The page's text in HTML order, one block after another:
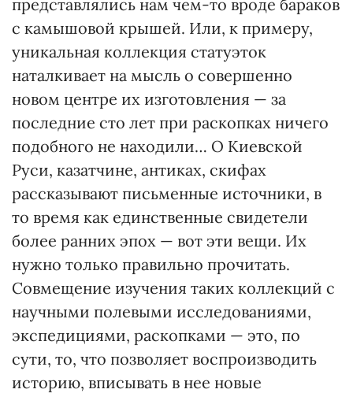
представлялись нам чем-то вроде бараков
с камышовой крышей. Или, к примеру,
уникальная коллекция статуэток
наталкивает на мысль о совершенно
новом центре их изготовления — за
последние сто лет при раскопках ничего
подобного не находили… О Киевской
Руси, казатчине, антиках, скифах
рассказывают письменные источники, в
то время как единственные свидетели
более ранних эпох — вот эти вещи. Их
нужно только правильно прочитать.
Совмещение изучения таких коллекций с
научными полевыми исследованиями,
экспедициями, раскопками — это, по
сути, то, что позволяет воспроизводить
историю, вписывать в нее новые